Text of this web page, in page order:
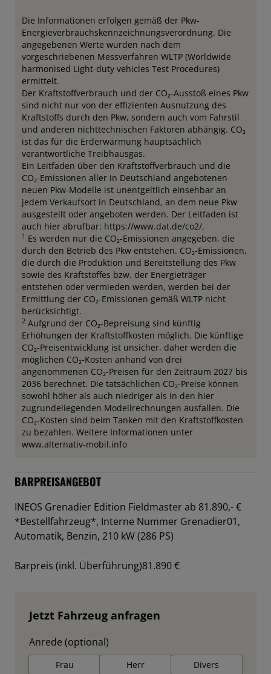
Die Informationen erfolgen gemäß der Pkw-
Energieverbrauchskennzeichnungsverordnung. Die
angegebenen Werte wurden nach dem
vorgeschriebenen Messverfahren WLTP (Worldwide
harmonised Light-duty vehicles Test Procedures)
ermittelt.
Der Kraftstoffverbrauch und der CO₂-Ausstoß eines Pkw
sind nicht nur von der effizienten Ausnutzung des
Kraftstoffs durch den Pkw, sondern auch vom Fahrstil
und anderen nichttechnischen Faktoren abhängig. CO₂
ist das für die Erderwärmung hauptsächlich
verantwortliche Treibhausgas.
Ein Leitfaden über den Kraftstoffverbrauch und die
CO₂-Emissionen aller in Deutschland angebotenen
neuen Pkw-Modelle ist unentgeltlich einsehbar an
jedem Verkaufsort in Deutschland, an dem neue Pkw
ausgestellt oder angeboten werden. Der Leitfaden ist
auch hier abrufbar: https://www.dat.de/co2/.
1 Es werden nur die CO₂-Emissionen angegeben, die
durch den Betrieb des Pkw entstehen. CO₂-Emissionen,
die durch die Produktion und Bereitstellung des Pkw
sowie des Kraftstoffes bzw. der Energieträger
entstehen oder vermieden werden, werden bei der
Ermittlung der CO₂-Emissionen gemäß WLTP nicht
berücksichtigt.
2 Aufgrund der CO₂-Bepreisung sind künftig
Erhöhungen der Kraftstoffkosten möglich. Die künftige
CO₂-Preisentwicklung ist unsicher, daher werden die
möglichen CO₂-Kosten anhand von drei
angenommenen CO₂-Preisen für den Zeitraum 2027 bis
2036 berechnet. Die tatsächlichen CO₂-Preise können
sowohl höher als auch niedriger als in den hier
zugrundeliegenden Modellrechnungen ausfallen. Die
CO₂-Kosten sind beim Tanken mit den Kraftstoffkosten
zu bezahlen. Weitere Informationen unter
www.alternativ-mobil.info
BARPREISANGEBOT
INEOS Grenadier Edition Fieldmaster ab 81.890,- €
*Bestellfahrzeug*, Interne Nummer Grenadier01,
Automatik, Benzin, 210 kW (286 PS)
Barpreis (inkl. Überführung)81.890 €
Jetzt Fahrzeug anfragen
Anrede (optional)
Frau Herr Divers